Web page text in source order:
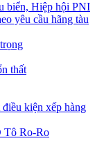
biển, Hiệp hội PNI
yêu cầu hãng tàu
thất
kiện xếp hàng
Tô Ro-Ro